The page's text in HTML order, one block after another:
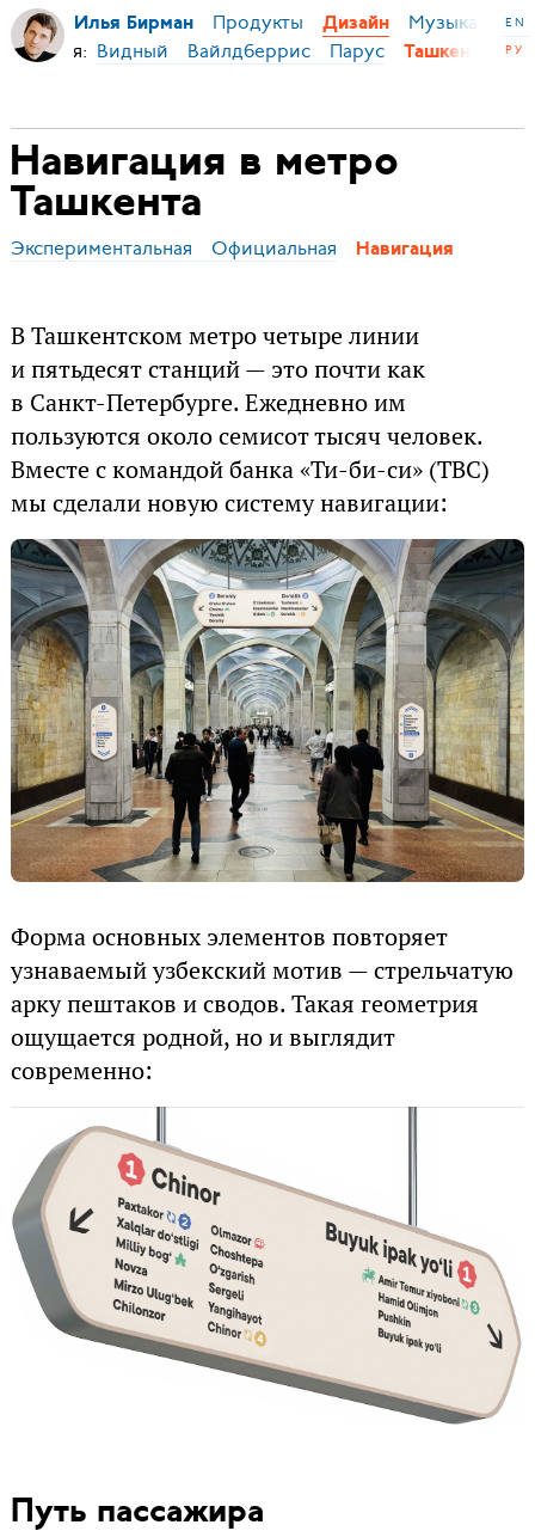
Илья Бирман Продукты Дизайн Музыка
EN
РУ
Видный Вайлдберрис Парус Ташкент
Навигация в метро
Ташкента
Экспериментальная Официальная Навигация
В Ташкентском метро четыре линии
и пятьдесят станций — это почти как
в Санкт-Петербурге. Ежедневно им
пользуются около семисот тысяч человек.
Вместе с командой банка «Ти-би-си» (TBC)
мы сделали новую систему навигации:
Форма основных элементов повторяет
узнаваемый узбекский мотив — стрельчатую
арку пештаков и сводов. Такая геометрия
ощущается родной, но и выглядит
современно:
Путь пассажира